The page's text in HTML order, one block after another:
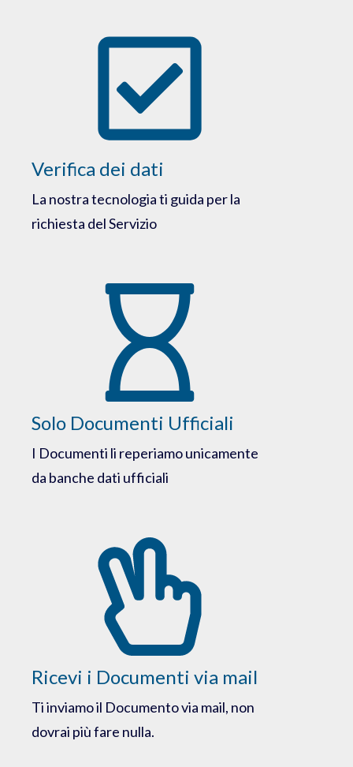
Verifica dei dati
La nostra tecnologia ti guida per la
richiesta del Servizio
Solo Documenti Ufficiali
I Documenti li reperiamo unicamente
da banche dati ufficiali
Ricevi i Documenti via mail
Ti inviamo il Documento via mail, non
dovrai più fare nulla.